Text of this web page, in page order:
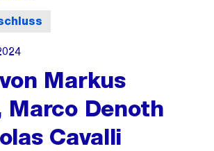
Markus
Marco Denoth
Cavalli